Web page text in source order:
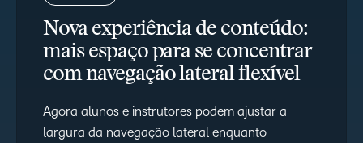
Nova experiência de conteúdo:
mais espaço para se concentrar
com navegação lateral flexível
Agora alunos e instrutores podem ajustar a
largura da navegação lateral enquanto